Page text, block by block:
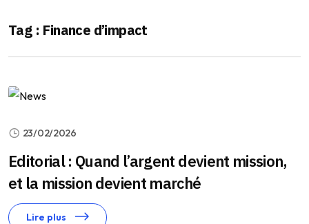
Tag : Finance d’impact
23/02/2026
Editorial : Quand l’argent devient mission,
et la mission devient marché
Lire plus